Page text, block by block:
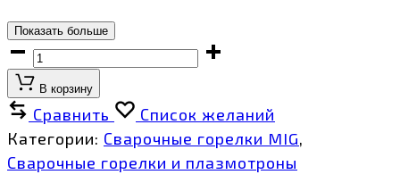
Показать больше
TECH
MS
26
,
5
М,
В корзину
Сравнить
Список желаний
Категории: Сварочные горелки MIG,
Сварочные горелки и плазмотроны